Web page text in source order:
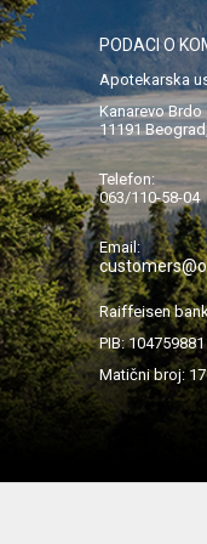
PODACI O
Apotekarska
Kanarevo Brdo
11191
Telefon:
063/110-58-
Email:
Raiffeisen
PIB: 104759881
Matični broj:
© 2019